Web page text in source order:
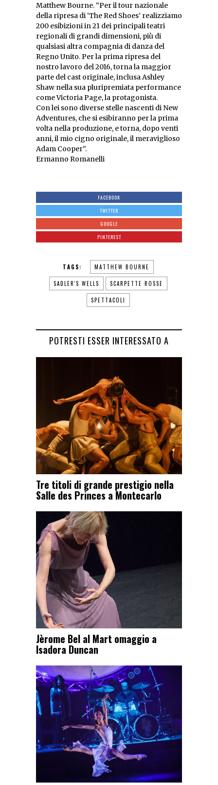
Matthew Bourne. “Per il tour nazionale
della ripresa di ‘The Red Shoes’ realizziamo
200 esibizioni in 21 dei principali teatri
regionali di grandi dimensioni, più di
qualsiasi altra compagnia di danza del
Regno Unito. Per la prima ripresa del
nostro lavoro del 2016, torna la maggior
parte del cast originale, inclusa Ashley
Shaw nella sua pluripremiata performance
come Victoria Page, la protagonista.
Con lei sono diverse stelle nascenti di New
Adventures, che si esibiranno per la prima
volta nella produzione, e torna, dopo venti
anni, il mio cigno originale, il meraviglioso
Adam Cooper”.
Ermanno Romanelli
FACEBOOK
TWITTER
GOOGLE
PINTEREST
TAGS: MATTHEW BOURNE
SADLER'S WELLS SCARPETTE ROSSE
SPETTACOLI
POTRESTI ESSER INTERESSATO A
Tre titoli di grande prestigio nella
Salle des Princes a Montecarlo
Jèrome Bel al Mart omaggio a
Isadora Duncan